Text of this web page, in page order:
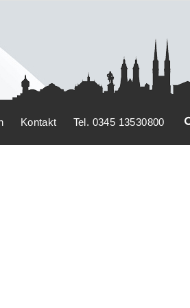
Kontakt Tel. 0345 13530800